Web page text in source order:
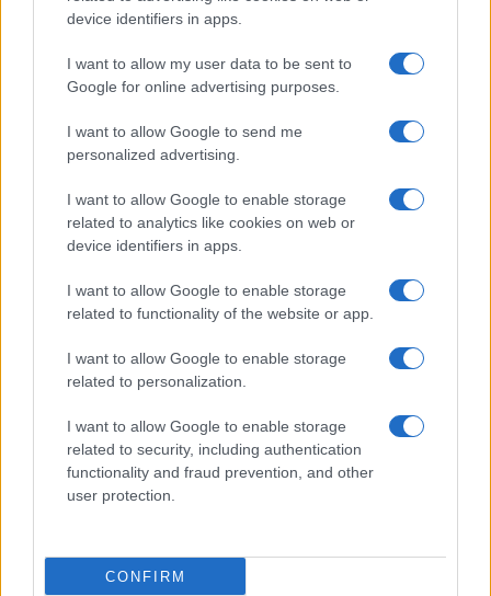
device identifiers in apps.
I want to allow my user data to be sent to
Google for online advertising purposes.
I want to allow Google to send me
personalized advertising.
I want to allow Google to enable storage
related to analytics like cookies on web or
device identifiers in apps.
I want to allow Google to enable storage
related to functionality of the website or app.
I want to allow Google to enable storage
related to personalization.
I want to allow Google to enable storage
related to security, including authentication
functionality and fraud prevention, and other
user protection.
CONFIRM